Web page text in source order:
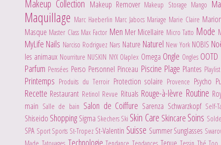
Makeup Collection Makeup Remover Makeup Storage Mango
Maquillage Marc Haeberlin Marc Jabocs Mariage Marie Claire
Masque Master Class Max Factor Men MerMicellaire Micro Tatto Mode
MyLife Nails Narciso Rodriguez Nars Nature Naturel New York NOBIS
les animaux Nourriture NUSKIN NYX Olaplex Omega Ongle Ongles OOTD
Parfum Pensées Perso Personnel Pinceau Piscine Plage Plantes
Printemps Produits du Terroir Protection solaire Provence Psycho
Recette Restaurant Retinol Revue Rituals Rouge-à-lèvre Routine
main Salle de bain Salon de Coiffure Sarenza Schwarzkopf Self-
Shiseido Shopping Sigma Skechers Ski Skin Care Skincare Soins
SPA Sport Sports St-Tropez St-Valentin Suisse SummerSunglasses
Technologie